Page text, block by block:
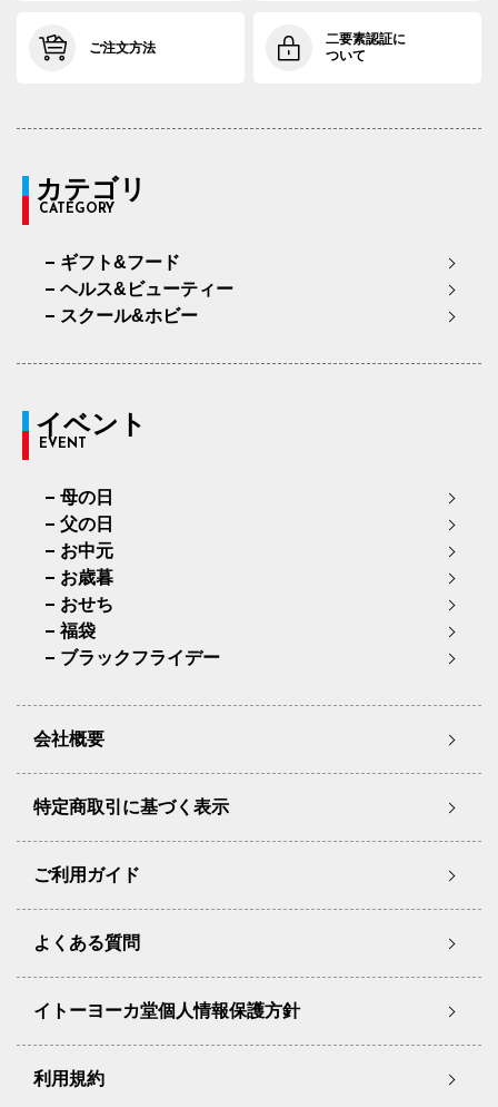
ご注文方法
二要素認証に
ついて
カテゴリ
CATEGORY
ギフト&フード
ヘルス&ビューティー
スクール&ホビー
イベント
EVENT
母の日
父の日
お中元
お歳暮
おせち
福袋
ブラックフライデー
会社概要
特定商取引に基づく表示
ご利用ガイド
よくある質問
イトーヨーカ堂個人情報保護方針
利用規約